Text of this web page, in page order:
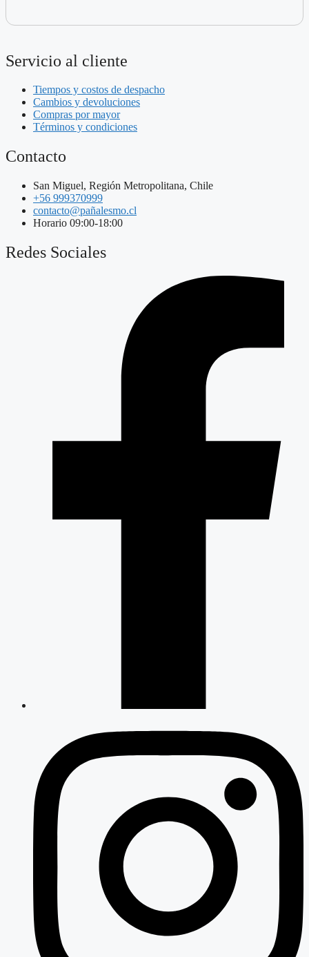
Servicio al cliente
Tiempos y costos de despacho
Cambios y devoluciones
Compras por mayor
Términos y condiciones
Contacto
San Miguel, Región Metropolitana, Chile
+56 999370999
contacto@pañalesmo.cl
Horario 09:00-18:00
Redes Sociales